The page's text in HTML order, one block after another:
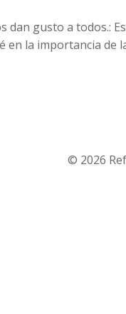
dan gusto a todos.:
en la importancia de
© 2026